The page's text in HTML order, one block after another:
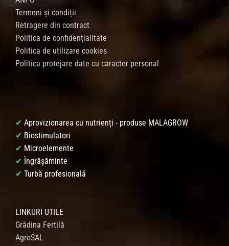
Termeni și condiții
Retragere din contract
Politica de confidențialitate
Politica de utilizare cookies
Politica protejare date cu caracter personal
✔ Aprovizionarea cu nutrienți - produse MALAGROW
✔ Biostimulatori
✔ Microelemente
✔ Îngrășăminte
✔ Turbă profesională
LINKURI UTILE
Grădina Fertilă
AgroSAL